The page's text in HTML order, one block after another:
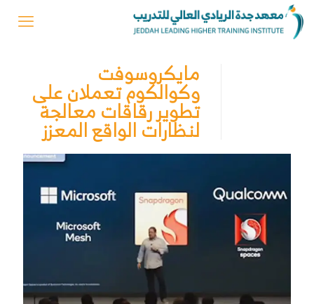
مايكروسوفت
وكوالكوم تعملان على
تطوير رقاقات معالجة
لنظارات الواقع المعزز